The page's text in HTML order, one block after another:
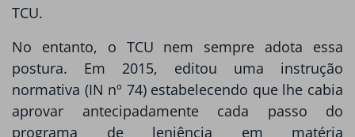
TCU.
No entanto, o TCU nem sempre adota essa
postura. Em 2015, editou uma instrução
normativa (IN nº 74) estabelecendo que lhe cabia
aprovar antecipadamente cada passo do
programa de leniência em matéria